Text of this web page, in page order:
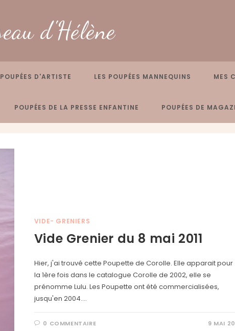
d'Hélène
D'ARTISTE LES POUPÉES MANNEQUINS MES
POUPÉES DE LA PRESSE ENFANTINE POUPÉES DE
VIDE- GRENIERS
Vide Grenier du 8 mai 2011
Hier, j'ai trouvé cette Poupette de Corolle. Elle apparait pour
la 1ère fois dans le catalogue Corolle de 2002, elle se
prénomme Lulu. Les Poupette ont été commercialisées,
jusqu'en 2004.…
0 COMMENTAIRE 9 MAI